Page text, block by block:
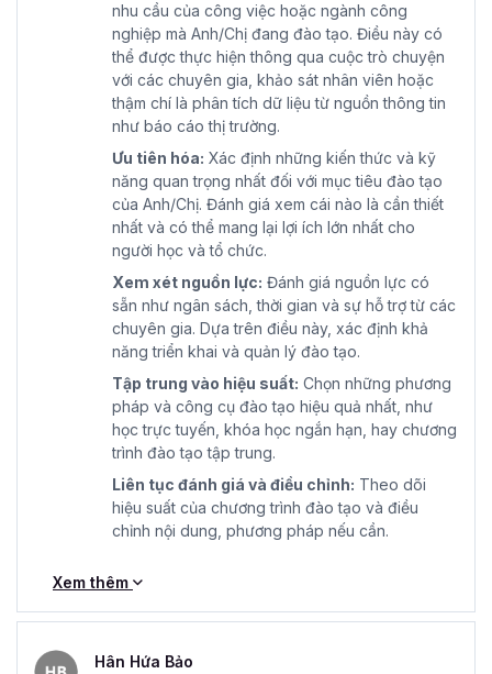
nhu cầu của công việc hoặc ngành công
nghiệp mà Anh/Chị đang đào tạo. Điều này có
thể được thực hiện thông qua cuộc trò chuyện
với các chuyên gia, khảo sát nhân viên hoặc
thậm chí là phân tích dữ liệu từ nguồn thông tin
như báo cáo thị trường.
Ưu tiên hóa: Xác định những kiến thức và kỹ
năng quan trọng nhất đối với mục tiêu đào tạo
của Anh/Chị. Đánh giá xem cái nào là cần thiết
nhất và có thể mang lại lợi ích lớn nhất cho
người học và tổ chức.
Xem xét nguồn lực: Đánh giá nguồn lực có
sẵn như ngân sách, thời gian và sự hỗ trợ từ các
chuyên gia. Dựa trên điều này, xác định khả
năng triển khai và quản lý đào tạo.
Tập trung vào hiệu suất: Chọn những phương
pháp và công cụ đào tạo hiệu quả nhất, như
học trực tuyến, khóa học ngắn hạn, hay chương
trình đào tạo tập trung.
Liên tục đánh giá và điều chỉnh: Theo dõi
hiệu suất của chương trình đào tạo và điều
chỉnh nội dung, phương pháp nếu cần.
Xem thêm
Hân Hứa Bảo